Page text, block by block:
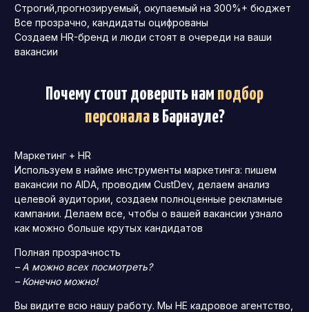
Строгий,прогнозируемый, окупаемый на 300%+ бюджет
Все прозрачно, кандидаты оцифрованы
Создаем HR-бренд и люди стоят в очереди на ваши
вакансии
Почему стоит доверить нам подбор
персонала в Барнауле?
Маркетинг + HR
Используем в найме инструменты маркетинга: пишем
вакансии по AIDA, проводим CustDev, делаем анализ
целевой аудитории, создаем полноценные рекламные
кампании. Делаем все, чтобы о вашей вакансии узнало
как можно больше крутых кандидатов
Полная прозрачность
– А можно всех посмотреть?
– Конечно можно!
Вы видите всю нашу работу. Мы НЕ кадровое агентство,